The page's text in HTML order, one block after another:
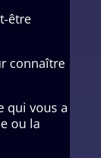
être
connaître
qui vous a
ou la